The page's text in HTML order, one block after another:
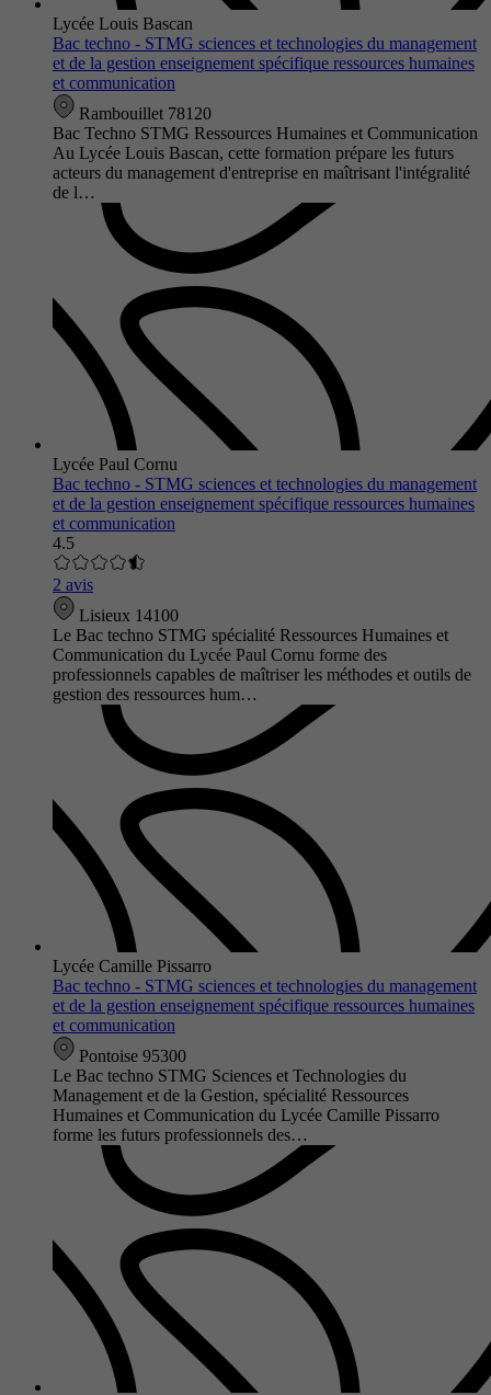
Lycée Louis Bascan
Bac techno - STMG sciences et technologies du management
et de la gestion enseignement spécifique ressources humaines
et communication
Rambouillet 78120
Bac Techno STMG Ressources Humaines et Communication
Au Lycée Louis Bascan, cette formation prépare les futurs
acteurs du management d'entreprise en maîtrisant l'intégralité
de l…
Lycée Paul Cornu
Bac techno - STMG sciences et technologies du management
et de la gestion enseignement spécifique ressources humaines
et communication
4.5
2 avis
Lisieux 14100
Le Bac techno STMG spécialité Ressources Humaines et
Communication du Lycée Paul Cornu forme des
professionnels capables de maîtriser les méthodes et outils de
gestion des ressources hum…
Lycée Camille Pissarro
Bac techno - STMG sciences et technologies du management
et de la gestion enseignement spécifique ressources humaines
et communication
Pontoise 95300
Le Bac techno STMG Sciences et Technologies du
Management et de la Gestion, spécialité Ressources
Humaines et Communication du Lycée Camille Pissarro
forme les futurs professionnels des…